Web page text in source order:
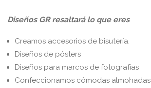
Diseños GR resaltará lo que eres
Creamos accesorios de bisutería.
Diseños de pósters
Diseños para marcos de fotografías
Confeccionamos cómodas almohadas